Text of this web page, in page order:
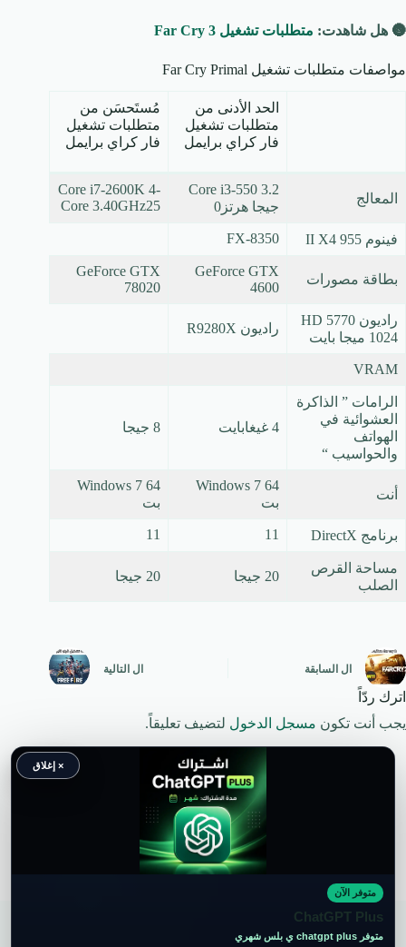
🌚 هل شاهدت: متطلبات تشغيل Far Cry 3
مواصفات متطلبات تشغيل Far Cry Primal
الحد الأدنى من
متطلبات تشغيل
فار كراي برايمل
مُستَحسَن من
متطلبات تشغيل
فار كراي برايمل
المعالج
Core i3-550 3.2
جيجا هرتز0
Core i7-2600K 4-
Core 3.40GHz25
فينوم II X4 955 FX-8350
بطاقة مصورات
GeForce GTX
4600
GeForce GTX
78020
راديون HD 5770
1024 ميجا بايت
راديون R9280X
VRAM
الرامات ” الذاكرة
العشوائية في
الهواتف
والحواسيب “
4 غيغابايت 8 جيجا
أنت
Windows 7 64
بت
Windows 7 64
بت
برنامج DirectX 11
11
مساحة القرص
الصلب
20 جيجا 20 جيجا
ال السابقة ال التالية
اترك ردّاً
يجب أنت تكون مسجل الدخول لتضيف تعليقاً.
حقوق النشر محفوظة لموقع ويكي موب
× إغلاق
متوفر الآن
ChatGPT Plus
متوفر chatgpt plus ي بلس شهري